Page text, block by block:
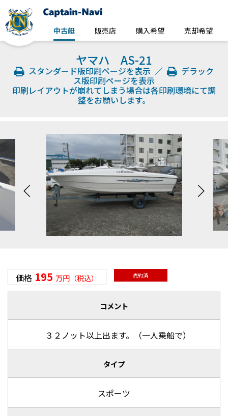
中古艇 販売店 購入希望 売却希望
ヤマハ AS-21
スタンダード版印刷ページを表示 ／
デラック
ス版印刷ページを表示
印刷レイアウトが崩れてしまう場合は各印刷環境にて調
整をお願いします。
価格 195 万円（税込） 売約済
コメント
３２ノット以上出ます。（一人乗船で）
タイプ
スポーツ